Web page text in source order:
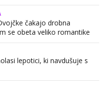
čakajo drobna
se obeta veliko romantike
lepotici, ki navdušuje s